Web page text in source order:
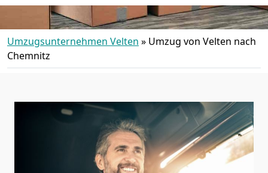
Umzugsunternehmen Velten » Umzug von Velten nach
Chemnitz